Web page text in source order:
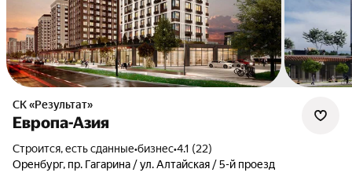
СК «Результат»
Европа-Азия
Строится, есть сданные•бизнес•4.1 (22)
Оренбург, пр. Гагарина / ул. Алтайская / 5-й проезд